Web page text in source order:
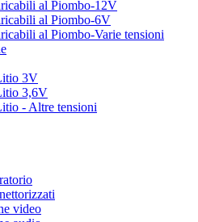
al Piombo-12V
al Piombo-6V
al Piombo-Varie tensioni
3V
3,6V
- Altre tensioni
video